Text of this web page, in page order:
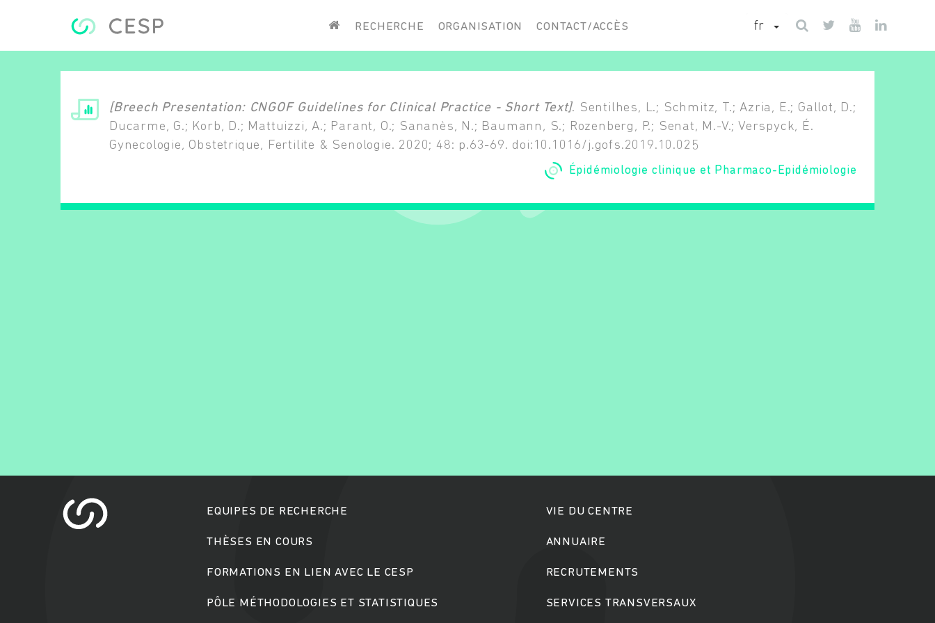
RECHERCHE ORGANISATION CONTACT/ACCÈS fr
[Breech Presentation: CNGOF Guidelines for Clinical Practice - Short Text]. Sentilhes, L.; Schmitz, T.; Azria, E.; Gallot, D.;
Ducarme, G.; Korb, D.; Mattuizzi, A.; Parant, O.; Sananès, N.; Baumann, S.; Rozenberg, P.; Senat, M.-V.; Verspyck, É.
Gynecologie, Obstetrique, Fertilite & Senologie. 2020; 48: p.63-69. doi:10.1016/j.gofs.2019.10.025
Épidémiologie clinique et Pharmaco-Epidémiologie
EQUIPES DE RECHERCHE
THÈSES EN COURS
FORMATIONS EN LIEN AVEC LE CESP
PÔLE MÉTHODOLOGIES ET STATISTIQUES
VIE DU CENTRE
ANNUAIRE
RECRUTEMENTS
SERVICES TRANSVERSAUX